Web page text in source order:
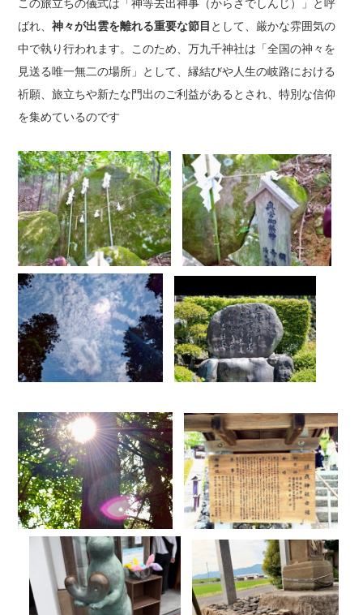
この旅立ちの儀式は「神等去出神事（からさでしんじ）」と呼
ばれ、 神々が出雲を離れる重要な節目 として、厳かな雰囲気の
中で執り行われます。このため、万九千神社は「全国の神々を
見送る唯一無二の場所」として、縁結びや人生の岐路における
祈願、旅立ちや新たな門出のご利益があるとされ、特別な信仰
を集めているのです